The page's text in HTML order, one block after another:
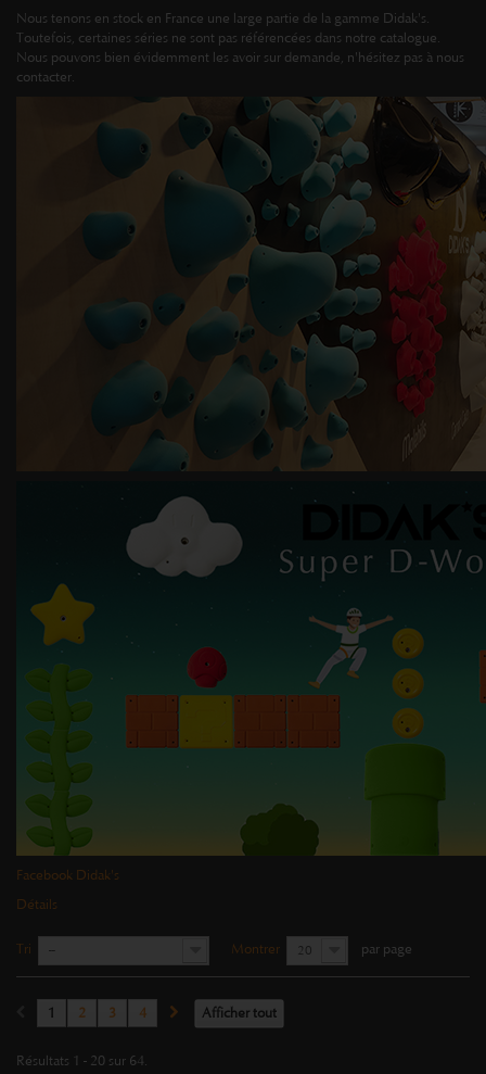
Nous tenons en stock en France une large partie de la gamme Didak's.
Toutefois, certaines séries ne sont pas référencées dans notre catalogue.
Nous pouvons bien évidemment les avoir sur demande, n'hésitez pas à nous
contacter.
Facebook Didak's
Détails
Tri -- Montrer 20 par page
Afficher tout
1 2 3 4
Résultats 1 - 20 sur 64.